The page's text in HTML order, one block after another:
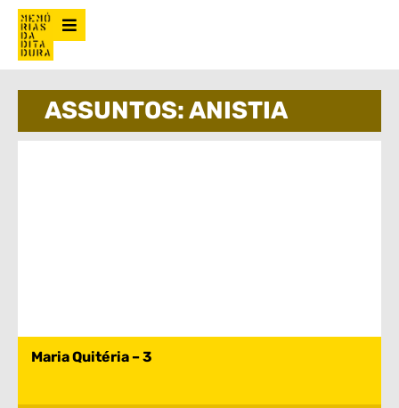
ASSUNTOS: ANISTIA
Maria Quitéria – 3